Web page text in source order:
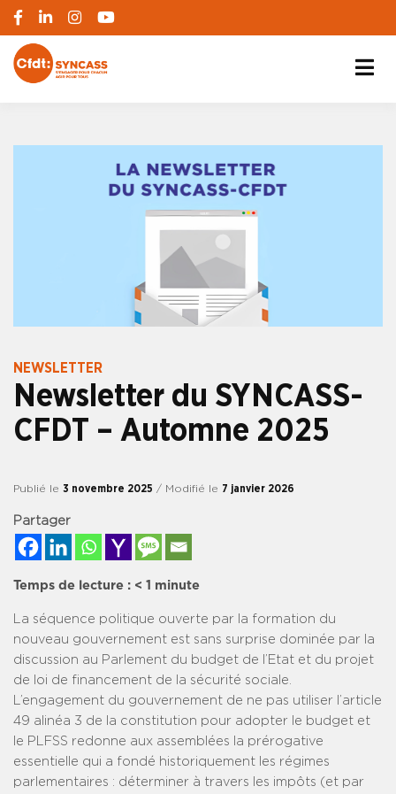
NEWSLETTER
Newsletter du SYNCASS-
CFDT – Automne 2025
Publié le 3 novembre 2025 / Modifié le 7 janvier 2026
Partager
Temps de lecture : < 1 minute
La séquence politique ouverte par la formation du
nouveau gouvernement est sans surprise dominée par la
discussion au Parlement du budget de l’Etat et du projet
de loi de financement de la sécurité sociale.
L’engagement du gouvernement de ne pas utiliser l’article
49 alinéa 3 de la constitution pour adopter le budget et
le PLFSS redonne aux assemblées la prérogative
essentielle qui a fondé historiquement les régimes
parlementaires : déterminer à travers les impôts (et par